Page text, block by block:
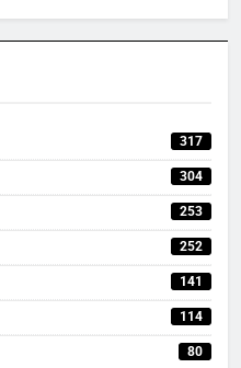
317
304
253
252
141
114
80